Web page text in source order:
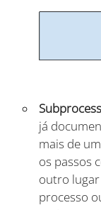
já
mais de
os passos
outro
processo